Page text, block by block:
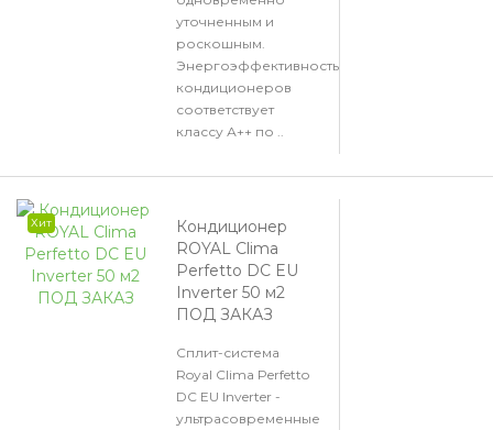
уточненным и
роскошным.
Энергоэффективность
кондиционеров
соответствует
классу А++ по ..
Хит
Кондиционер
ROYAL Clima
Perfetto DC EU
Inverter 50 м2
ПОД ЗАКАЗ
Сплит-система
Royal Clima Perfetto
DC EU Inverter -
ультрасовременные